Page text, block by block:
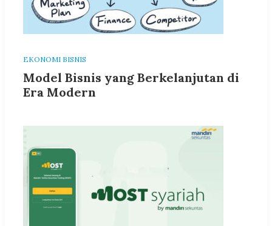
EKONOMI BISNIS
Model Bisnis yang Berkelanjutan di
Era Modern